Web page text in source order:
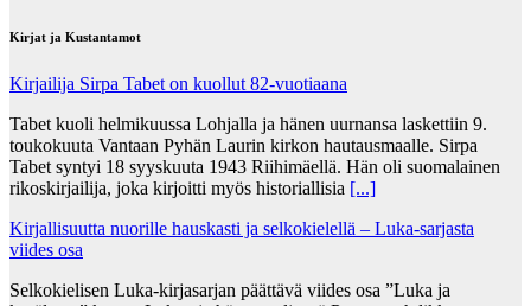
Kirjat ja Kustantamot
Kirjailija Sirpa Tabet on kuollut 82-vuotiaana
Tabet kuoli helmikuussa Lohjalla ja hänen uurnansa laskettiin 9.
toukokuuta Vantaan Pyhän Laurin kirkon hautausmaalle. Sirpa
Tabet syntyi 18 syyskuuta 1943 Riihimäellä. Hän oli suomalainen
rikoskirjailija, joka kirjoitti myös historiallisia [...]
Kirjallisuutta nuorille hauskasti ja selkokielellä – Luka-sarjasta
viides osa
Selkokielisen Luka-kirjasarjan päättävä viides osa ”Luka ja